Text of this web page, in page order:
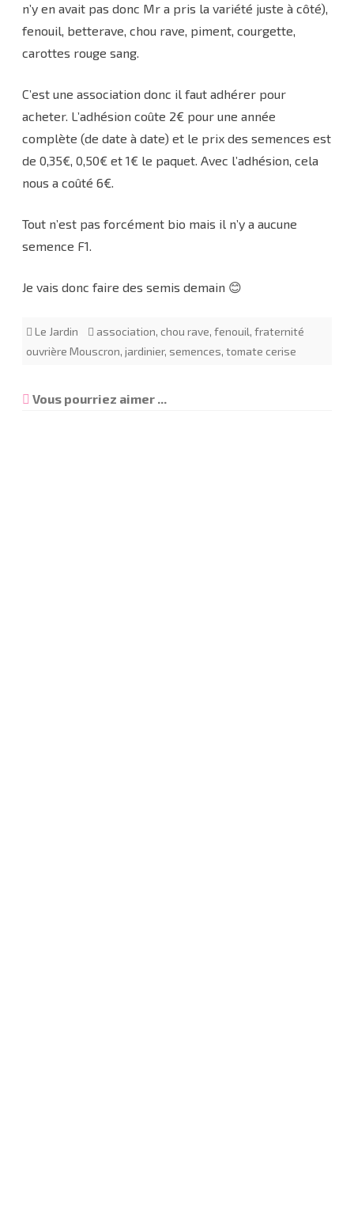
n’y en avait pas donc Mr a pris la variété juste à côté),
fenouil, betterave, chou rave, piment, courgette,
carottes rouge sang.
C’est une association donc il faut adhérer pour
acheter. L’adhésion coûte 2€ pour une année
complète (de date à date) et le prix des semences est
de 0,35€, 0,50€ et 1€ le paquet. Avec l’adhésion, cela
nous a coûté 6€.
Tout n’est pas forcément bio mais il n’y a aucune
semence F1.
Je vais donc faire des semis demain 😊
Le Jardin association, chou rave, fenouil, fraternité
ouvrière Mouscron, jardinier, semences, tomate cerise
Vous pourriez aimer ...